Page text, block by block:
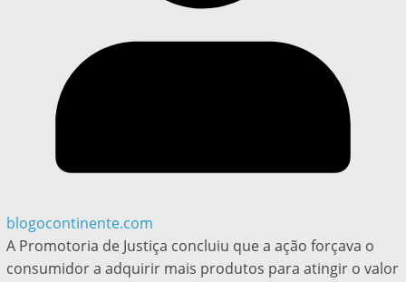
blogocontinente.com
A Promotoria de Justiça concluiu que a ação forçava o
consumidor a adquirir mais produtos para atingir o valor